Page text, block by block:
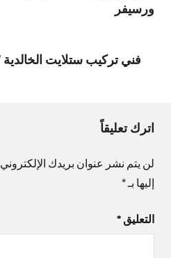
ورسيفر
اترك تعليقاً
لن يتم نشر عنوان بريدك الإلكتروني.
إليها بـ*
التعليق *